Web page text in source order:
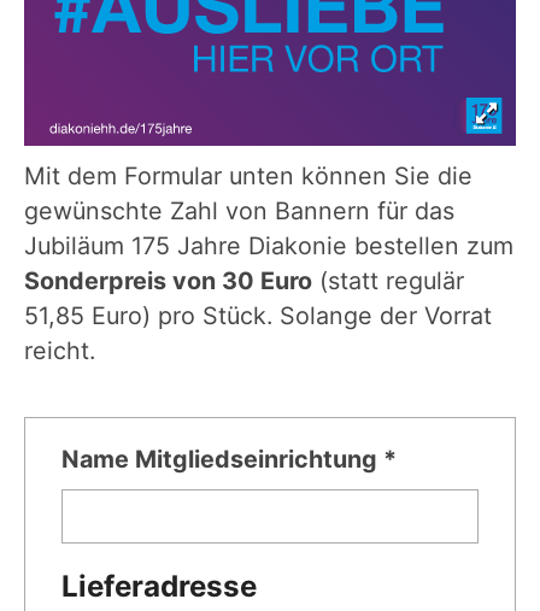
Mit dem Formular unten können Sie die
gewünschte Zahl von Bannern für das
Jubiläum 175 Jahre Diakonie bestellen zum
Sonderpreis von 30 Euro (statt regulär
51,85 Euro) pro Stück. Solange der Vorrat
reicht.
Name Mitgliedseinrichtung *
Lieferadresse